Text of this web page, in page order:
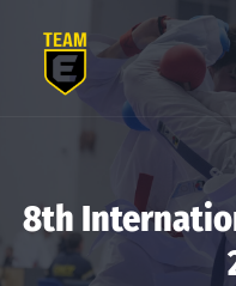
8th